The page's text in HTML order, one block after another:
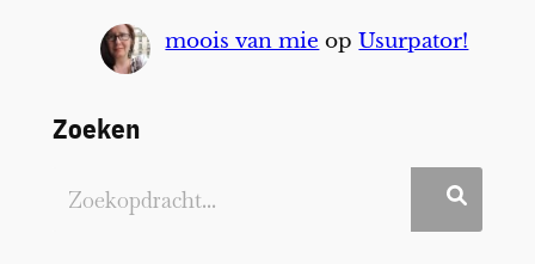
moois van mie opUsurpator!
Zoeken